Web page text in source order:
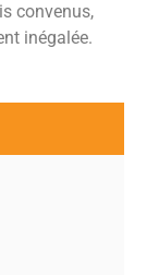
convenus,
inégalée.